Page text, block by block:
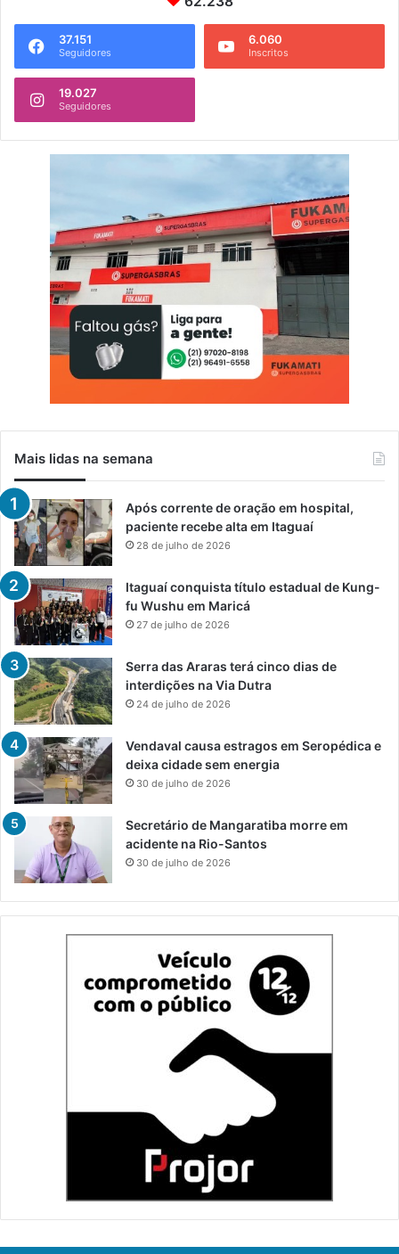
37.151
Seguidores
6.060
Inscritos
19.027
Seguidores
Mais lidas na semana
Após corrente de oração em hospital,
paciente recebe alta em Itaguaí
28 de julho de 2026
Itaguaí conquista título estadual de Kung-
fu Wushu em Maricá
27 de julho de 2026
Serra das Araras terá cinco dias de
interdições na Via Dutra
24 de julho de 2026
Vendaval causa estragos em Seropédica e
deixa cidade sem energia
30 de julho de 2026
Secretário de Mangaratiba morre em
acidente na Rio-Santos
30 de julho de 2026